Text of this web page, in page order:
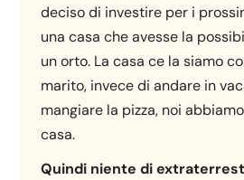
deciso di investire per i
una casa che avesse la
un orto. La casa ce la siamo
marito, invece di andare in
mangiare la pizza, noi
casa.
Quindi niente di